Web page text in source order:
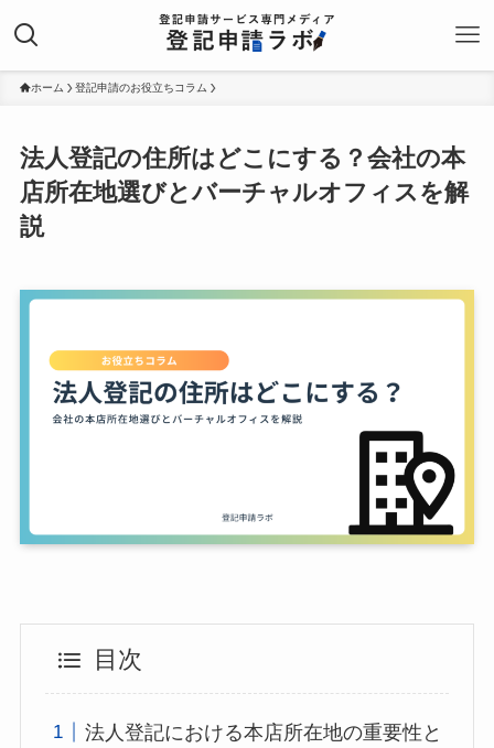
ホーム 登記申請のお役立ちコラム
法人登記の住所はどこにする？会社の本
店所在地選びとバーチャルオフィスを解
説
目次
法人登記における本店所在地の重要性と